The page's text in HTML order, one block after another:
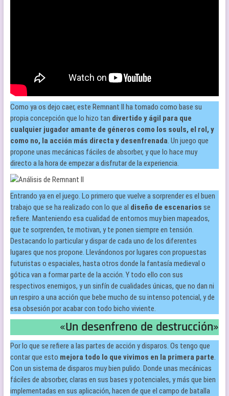
Como ya os dejo caer, este Remnant II ha tomado como base su
propia concepción que lo hizo tan divertido y ágil para que
cualquier jugador amante de géneros como los souls, el rol, y
como no, la acción más directa y desenfrenada . Un juego que
propone unas mecánicas fáciles de absorber, y que lo hace muy
directo a la hora de empezar a disfrutar de la experiencia.
Entrando ya en el juego. Lo primero que vuelve a sorprender es el buen
trabajo que se ha realizado con lo que al diseño de escenarios se
refiere. Manteniendo esa cualidad de entornos muy bien mapeados,
que te sorprenden, te motivan, y te ponen siempre en tensión.
Destacando lo particular y dispar de cada uno de los diferentes
lugares que nos propone. Llevándonos por lugares con propuestas
futuristas o espaciales, hasta otros donde la fantasía medieval o
gótica van a formar parte de la acción. Y todo ello con sus
respectivos enemigos, y un sinfín de cualidades únicas, que no dan ni
un respiro a una acción que bebe mucho de su intenso potencial, y de
esa obsesión por acabar con todo bicho viviente.
«Un desenfreno de destrucción»
Por lo que se refiere a las partes de acción y disparos. Os tengo que
contar que esto mejora todo lo que vivimos en la primera parte
Con un sistema de disparos muy bien pulido. Donde unas mecánicas
fáciles de absorber, claras en sus bases y potenciales, y más que bien
implementadas en sus aplicación, hacen de que el campo de batalla